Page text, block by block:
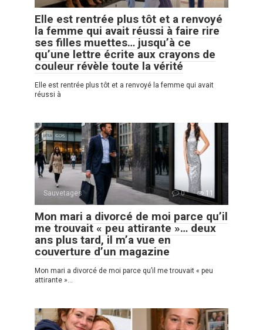
Elle est rentrée plus tôt et a renvoyé
la femme qui avait réussi à faire rire
ses filles muettes… jusqu’à ce
qu’une lettre écrite aux crayons de
couleur révèle toute la vérité
Elle est rentrée plus tôt et a renvoyé la femme qui avait
réussi à
Sauvetages 0 11
Mon mari a divorcé de moi parce qu’il
me trouvait « peu attirante »… deux
ans plus tard, il m’a vue en
couverture d’un magazine
Mon mari a divorcé de moi parce qu’il me trouvait « peu
attirante »…